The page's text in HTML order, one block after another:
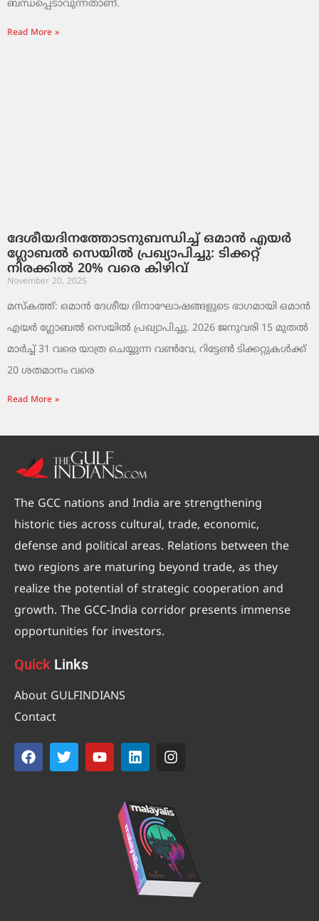
ബന്ധപ്പെടാവുന്നതാണ്.
Read More »
ദേശീയദിനത്തോടനുബന്ധിച്ച് ഒമാൻ എയർ
ഗ്ലോബൽ സെയിൽ പ്രഖ്യാപിച്ചു: ടിക്കറ്റ്
നിരക്കിൽ 20% വരെ കിഴിവ്
November 20, 2025
മസ്‌കത്ത്: ഒമാൻ ദേശീയ ദിനാഘോഷങ്ങളുടെ ഭാഗമായി ഒമാൻ
എയർ ഗ്ലോബൽ സെയിൽ പ്രഖ്യാപിച്ചു. 2026 ജനുവരി 15 മുതൽ
മാർച്ച് 31 വരെ യാത്ര ചെയ്യുന്ന വൺവേ, റിട്ടേൺ ടിക്കറ്റുകൾക്ക്
20 ശതമാനം വരെ
Read More »
The GCC nations and India are strengthening
historic ties across cultural, trade, economic,
defense and political areas. Relations between the
two regions are maturing beyond trade, as they
realize the potential of strategic cooperation and
growth. The GCC-India corridor presents immense
opportunities for investors.
Quick Links
About GULFINDIANS
Contact